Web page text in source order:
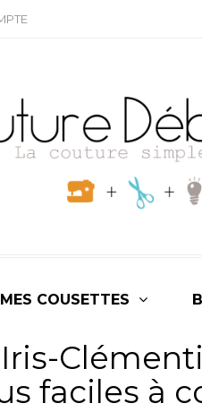
MES COUSETTES
faciles à